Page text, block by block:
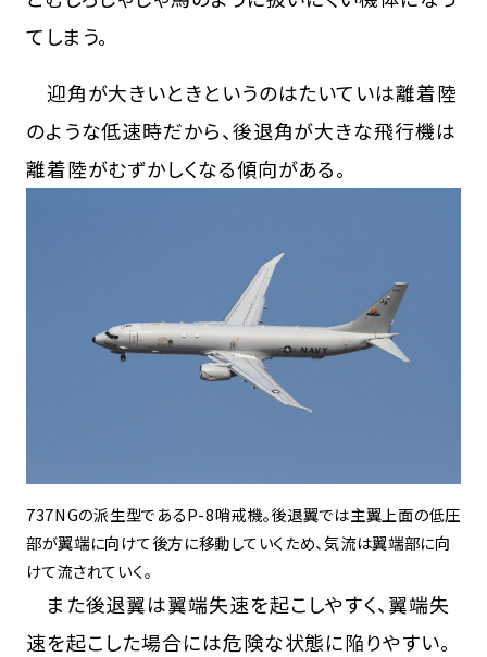
てしまう。
迎角が大きいときというのはたいていは離着陸
のような低速時だから、後退角が大きな飛行機は
離着陸がむずかしくなる傾向がある。
737NGの派生型であるP-8哨戒機。後退翼では主翼上面の低圧
部が翼端に向けて後方に移動していくため、気流は翼端部に向
けて流されていく。
また後退翼は翼端失速を起こしやすく、翼端失
速を起こした場合には危険な状態に陥りやすい。